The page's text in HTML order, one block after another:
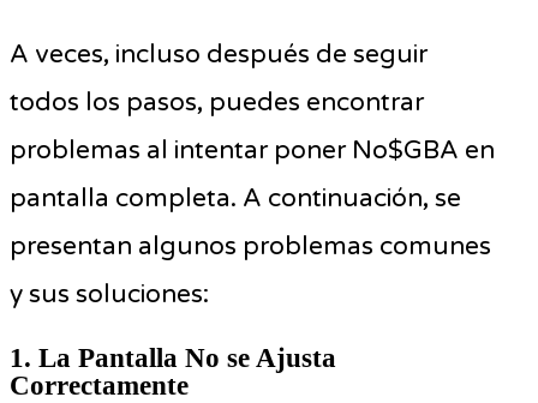
A veces, incluso después de seguir
todos los pasos, puedes encontrar
problemas al intentar poner No$GBA en
pantalla completa. A continuación, se
presentan algunos problemas comunes
y sus soluciones:
1. La Pantalla No se Ajusta
Correctamente